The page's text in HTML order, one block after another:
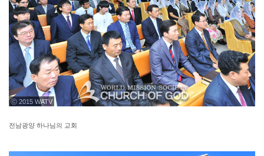
ⓒ 2015 WATV
전남광양 하나님의 교회